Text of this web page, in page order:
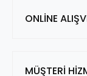
ONLİNE
MÜŞTERİ